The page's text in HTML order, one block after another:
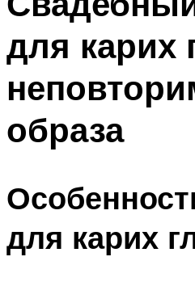
для карих
образа
для карих